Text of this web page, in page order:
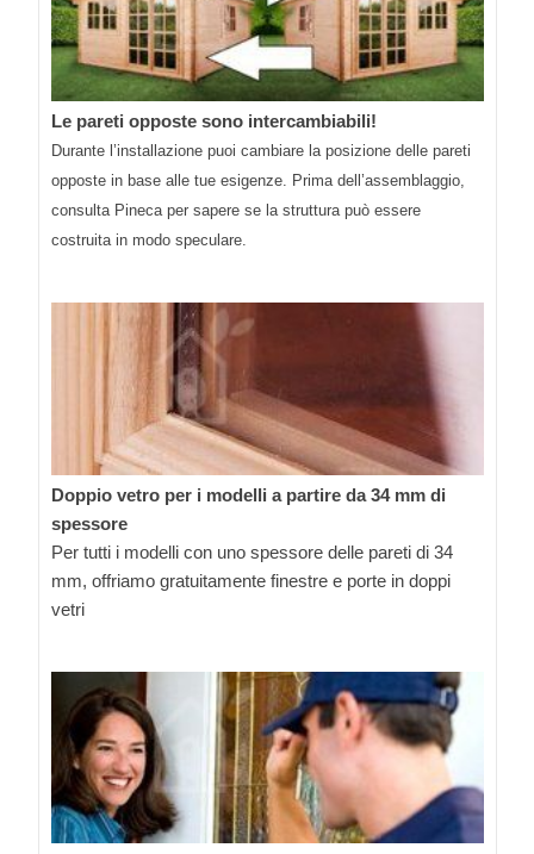
Le pareti opposte sono intercambiabili!
Durante l’installazione puoi cambiare la posizione delle pareti
opposte in base alle tue esigenze. Prima dell’assemblaggio,
consulta Pineca per sapere se la struttura può essere
costruita in modo speculare.
Doppio vetro per i modelli a partire da 34 mm di
spessore
Per tutti i modelli con uno spessore delle pareti di 34
mm, offriamo gratuitamente finestre e porte in doppi
vetri